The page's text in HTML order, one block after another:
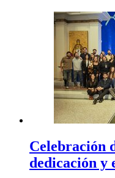
Celebración
dedicación y